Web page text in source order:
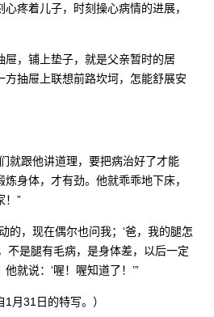
疼着儿子，时刻操心病情的进展，
屉，铺上垫子，就是父亲暂时的居
方抽屉上联想前路坎坷，怎能舒展安
就跟他讲道理，要把病治好了才能
身体，才有劲。他就乖乖地下床，
！”
的，现在偶尔也问我；‘爸，我的腿怎
不是腿有毛病，是身体差，以后一定
就说：‘喔！喔知道了！’”
1月31日的特写。）